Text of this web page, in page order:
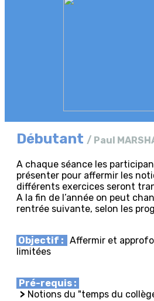
Débutant / Paul
A chaque séance les
présenter pour affermir les
différents exercices seront
A la fin de l’année on peut
rentrée suivante, selon les
Objectif : Affermir et
limitées
Pré-requis :
> Notions du "temps du